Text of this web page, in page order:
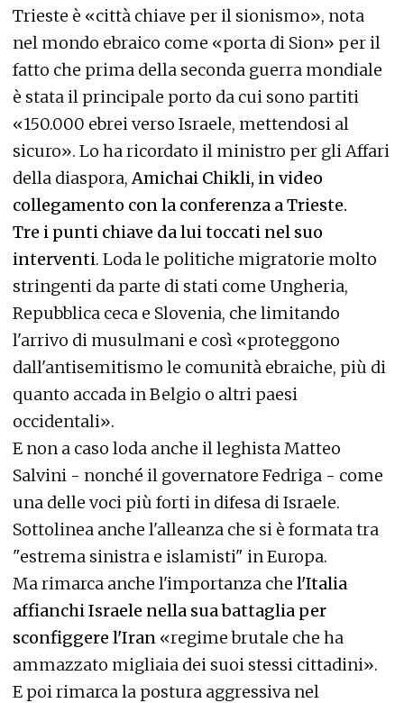
Trieste è «città chiave per il sionismo», nota
nel mondo ebraico come «porta di Sion» per il
fatto che prima della seconda guerra mondiale
è stata il principale porto da cui sono partiti
«150.000 ebrei verso Israele, mettendosi al
sicuro». Lo ha ricordato il ministro per gli Affari
della diaspora, Amichai Chikli, in video
collegamento con la conferenza a Trieste.
Tre i punti chiave da lui toccati nel suo
interventi. Loda le politiche migratorie molto
stringenti da parte di stati come Ungheria,
Repubblica ceca e Slovenia, che limitando
l'arrivo di musulmani e così «proteggono
dall'antisemitismo le comunità ebraiche, più di
quanto accada in Belgio o altri paesi
occidentali».
E non a caso loda anche il leghista Matteo
Salvini - nonché il governatore Fedriga - come
una delle voci più forti in difesa di Israele.
Sottolinea anche l'alleanza che si è formata tra
"estrema sinistra e islamisti" in Europa.
Ma rimarca anche l'importanza che l'Italia
affianchi Israele nella sua battaglia per
sconfiggere l'Iran «regime brutale che ha
ammazzato migliaia dei suoi stessi cittadini».
E poi rimarca la postura aggressiva nel